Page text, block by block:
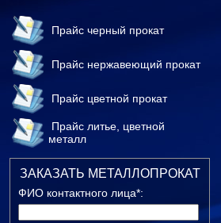
Прайс черный прокат
Прайс нержавеющий прокат
Прайс цветной прокат
Прайс литье, цветной
металл
ЗАКАЗАТЬ МЕТАЛЛОПРОКАТ
ФИО контактного лица*: